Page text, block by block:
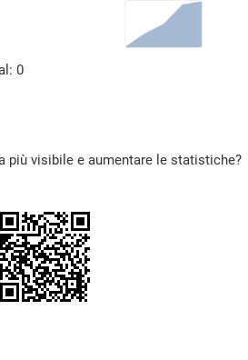
0
più visibile e aumentare le statistiche?